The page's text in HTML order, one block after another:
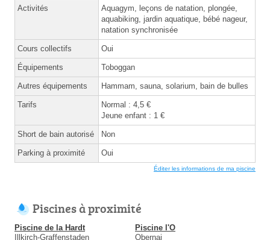
Activités
Aquagym, leçons de natation, plongée,
aquabiking, jardin aquatique, bébé nageur,
natation synchronisée
Cours collectifs Oui
Équipements Toboggan
Autres équipements Hammam, sauna, solarium, bain de bulles
Tarifs
Normal : 4,5 €
Jeune enfant : 1 €
Short de bain autorisé Non
Parking à proximité Oui
Éditer les informations de ma piscine
Piscines à proximité
Piscine de la Hardt
Illkirch-Graffenstaden
Piscine l'O
Obernai